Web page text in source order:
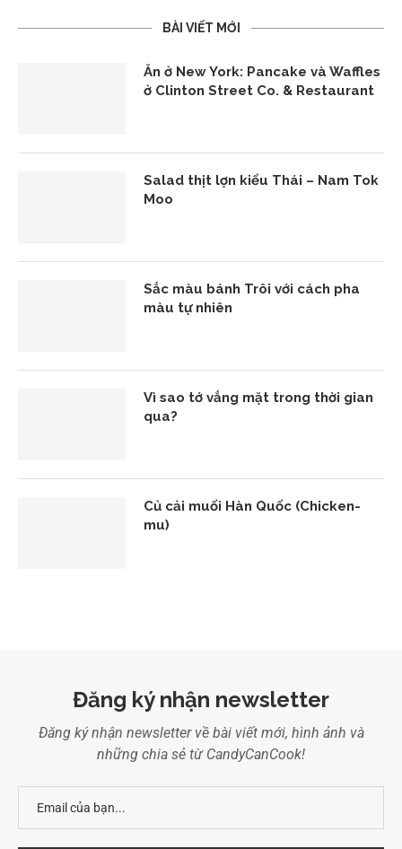
BÀI VIẾT MỚI
Ăn ở New York: Pancake và Waffles
ở Clinton Street Co. & Restaurant
Salad thịt lợn kiểu Thái – Nam Tok
Moo
Sắc màu bánh Trôi với cách pha
màu tự nhiên
Vì sao tớ vắng mặt trong thời gian
qua?
Củ cải muối Hàn Quốc (Chicken-
mu)
Đăng ký nhận newsletter
Đăng ký nhận newsletter về bài viết mới, hình ảnh và
những chia sẻ từ CandyCanCook!